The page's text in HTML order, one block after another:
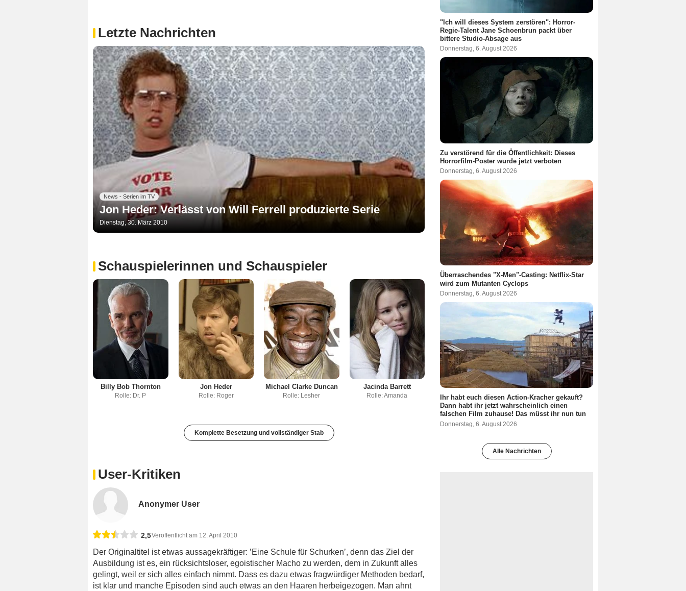
Letzte Nachrichten
News - Serien im TV
Jon Heder: Verlässt von Will Ferrell produzierte Serie
Dienstag, 30. März 2010
Schauspielerinnen und Schauspieler
Billy Bob Thornton
Rolle: Dr. P
Jon Heder
Rolle: Roger
Michael Clarke Duncan
Rolle: Lesher
Jacinda Barrett
Rolle: Amanda
Komplette Besetzung und vollständiger Stab
User-Kritiken
Anonymer User
2,5Veröffentlicht am 12. April 2010
Der Originaltitel ist etwas aussagekräftiger: ’Eine Schule für Schurken’, denn das Ziel der
Ausbildung ist es, ein rücksichtsloser, egoistischer Macho zu werden, dem in Zukunft alles
gelingt, weil er sich alles einfach nimmt. Dass es dazu etwas fragwürdiger Methoden bedarf,
ist klar und manche Episoden sind auch etwas an den Haaren herbeigezogen. Man ahnt
"Ich will dieses System zerstören": Horror-
Regie-Talent Jane Schoenbrun packt über
bittere Studio-Absage aus
Donnerstag, 6. August 2026
Zu verstörend für die Öffentlichkeit: Dieses
Horrorfilm-Poster wurde jetzt verboten
Donnerstag, 6. August 2026
Überraschendes "X-Men"-Casting: Netflix-Star
wird zum Mutanten Cyclops
Donnerstag, 6. August 2026
Ihr habt euch diesen Action-Kracher gekauft?
Dann habt ihr jetzt wahrscheinlich einen
falschen Film zuhause! Das müsst ihr nun tun
Donnerstag, 6. August 2026
Alle Nachrichten